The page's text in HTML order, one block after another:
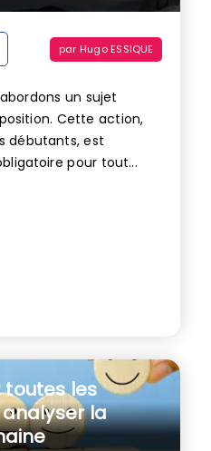
par Hugo ESSIQUE
un sujet
Cette action,
débutants, est
pour tout...
toutes les
la